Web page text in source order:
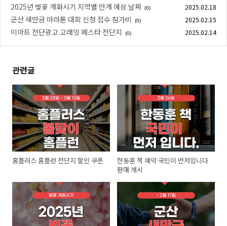
2025년 벚꽃 개화시기 지역별 만개 예상 날짜 (0) 2025.02.18
군산 새만금 마라톤 대회 신청 접수 참가비 (0) 2025.02.15
이마트 전단광고 고래잇 페스타 전단지 (0) 2025.02.14
관련글
홈플러스 홈플런 전단지 할인 쿠폰
한동훈 책 예약 국민이 먼저입니다
판매 개시